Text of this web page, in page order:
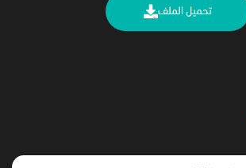
تحميل الملف